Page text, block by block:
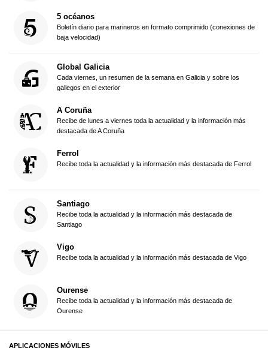
5 océanos
Boletín diario para marineros en formato comprimido (conexiones de
baja velocidad)
Global Galicia
Cada viernes, un resumen de la semana en Galicia y sobre los
gallegos en el exterior
A Coruña
Recibe de lunes a viernes toda la actualidad y la información más
destacada de A Coruña
Ferrol
Recibe toda la actualidad y la información más destacada de Ferrol
Santiago
Recibe toda la actualidad y la información más destacada de
Santiago
Vigo
Recibe toda la actualidad y la información más destacada de Vigo
Ourense
Recibe toda la actualidad y la información más destacada de
Ourense
APLICACIONES MÓVILES